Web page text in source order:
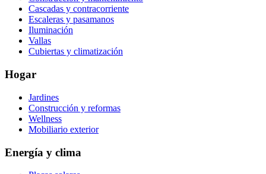
Cascadas y contracorriente
Escaleras y pasamanos
Iluminación
Vallas
Cubiertas y climatización
Hogar
Jardines
Construcción y reformas
Wellness
Mobiliario exterior
Energía y clima